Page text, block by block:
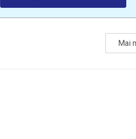
Mai